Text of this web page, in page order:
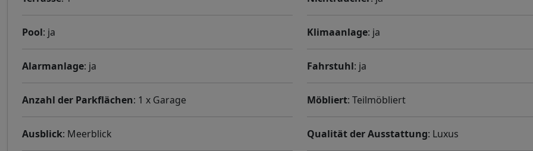
Pool: ja Klimaanlage: ja
Alarmanlage: ja Fahrstuhl: ja
Anzahl der Parkflächen: 1 x Garage Möbliert: Teilmöbliert
Ausblick: Meerblick Qualität der Ausstattung: Luxus